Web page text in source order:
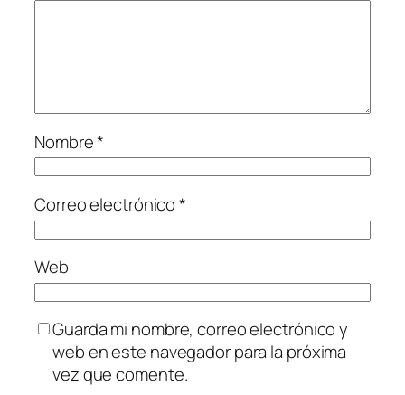
Nombre*
Correo electrónico*
Web
Guarda mi nombre, correo electrónico y
web en este navegador para la próxima
vez que comente.